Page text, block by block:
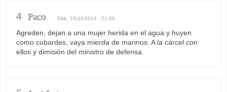
4 Paco Sáb, 15/11/2014 - 21:06
Agreden, dejan a una mujer herida en el agua y huyen
como cobardes, vaya mierda de marinos. A la cárcel con
ellos y dimisión del ministro de defensa.